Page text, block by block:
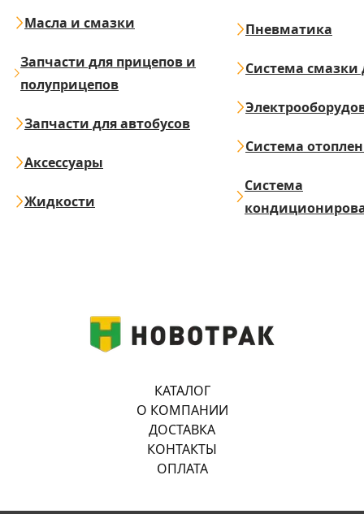
Масла и смазки
Запчасти для прицепов и
полуприцепов
Запчасти для автобусов
Аксессуары
Жидкости
Пневматика
Система смазки
Система
Система
КАТАЛОГ
О КОМПАНИИ
ДОСТАВКА
КОНТАКТЫ
ОПЛАТА